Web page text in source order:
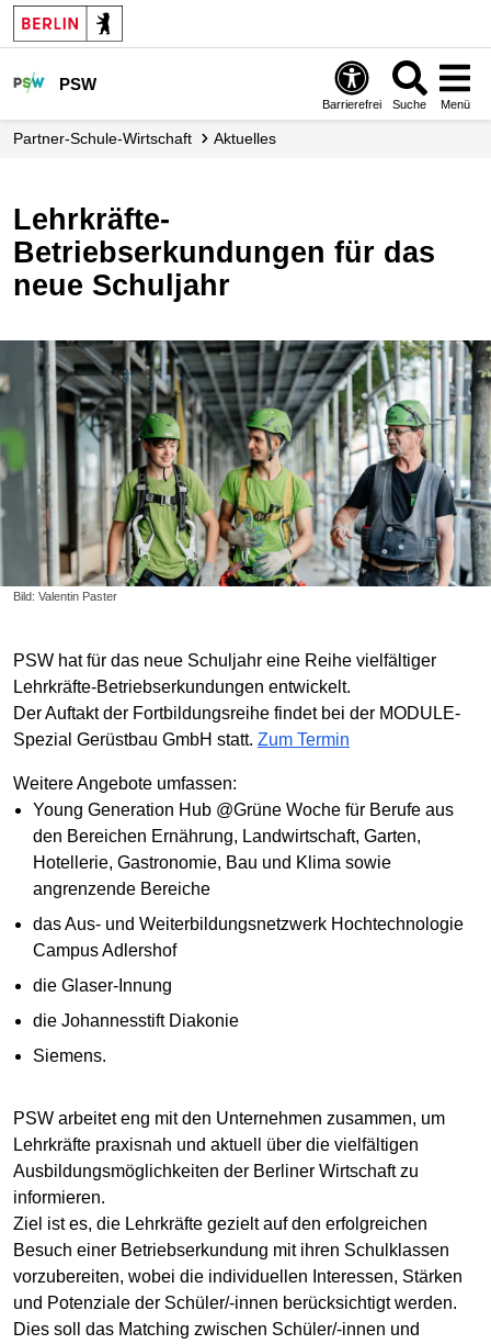
PSW
Barrierefrei Suche Menü
Partner-Schule-Wirtschaft Aktuelles
Lehrkräfte-
Betriebserkundungen für das
neue Schuljahr
Bild: Valentin Paster
PSW hat für das neue Schuljahr eine Reihe vielfältiger
Lehrkräfte-Betriebserkundungen entwickelt.
Der Auftakt der Fortbildungsreihe findet bei der MODULE-
Spezial Gerüstbau GmbH statt. Zum Termin
Weitere Angebote umfassen:
Young Generation Hub @Grüne Woche für Berufe aus
den Bereichen Ernährung, Landwirtschaft, Garten,
Hotellerie, Gastronomie, Bau und Klima sowie
angrenzende Bereiche
das Aus- und Weiterbildungsnetzwerk Hochtechnologie
Campus Adlershof
die Glaser-Innung
die Johannesstift Diakonie
Siemens.
PSW arbeitet eng mit den Unternehmen zusammen, um
Lehrkräfte praxisnah und aktuell über die vielfältigen
Ausbildungsmöglichkeiten der Berliner Wirtschaft zu
informieren.
Ziel ist es, die Lehrkräfte gezielt auf den erfolgreichen
Besuch einer Betriebserkundung mit ihren Schulklassen
vorzubereiten, wobei die individuellen Interessen, Stärken
und Potenziale der Schüler/-innen berücksichtigt werden.
Dies soll das Matching zwischen Schüler/-innen und